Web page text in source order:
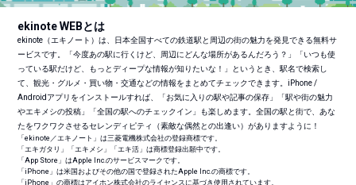
ekinote WEBとは
ekinote（エキノート）は、日本全国すべての鉄道駅と周辺の街の魅力を発見できる無料サ
ービスです。「今度あの駅に行くけど、周辺にどんな場所があるんだろう？」「いつも使
っている駅だけど、もっとディープな情報が知りたいな！」というとき、駅名で検索し
て、観光・グルメ・買い物・交通などの情報をまとめてチェックできます。iPhone /
Androidアプリをインストールすれば、「お気に入りの駅や記事の保存」「駅や街の魅力
やエキメシの投稿」「全国の駅へのチェックイン」も楽しめます。全国の駅と街で、あな
たをワクワクさせるセレンディピティ（素敵な偶然との出逢い）がありますように！
「ekinote／エキノート」は三菱電機株式会社の登録商標です。
「エキガタリ」「エキメシ」「エキ活」は商標登録出願中です。
「App Store」はApple Inc.のサービスマークです。
「iPhone」は米国およびその他の国で登録されたApple Inc.の商標です。
「iPhone」の商標はアイホン株式会社のライセンスに基づき使用されています。